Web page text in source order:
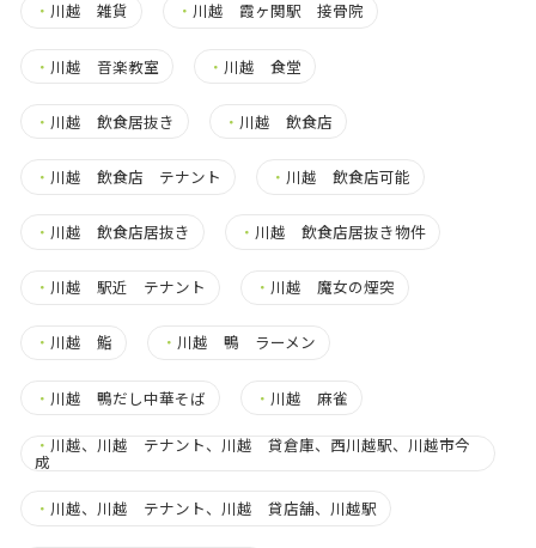
・ 川越 雑貨 ・ 川越 霞ヶ関駅 接骨院
・ 川越 音楽教室 ・ 川越 食堂
・ 川越 飲食居抜き ・ 川越 飲食店
・ 川越 飲食店 テナント ・ 川越 飲食店可能
・ 川越 飲食店居抜き ・ 川越 飲食店居抜き物件
・ 川越 駅近 テナント ・ 川越 魔女の煙突
・ 川越 鮨 ・ 川越 鴨 ラーメン
・ 川越 鴨だし中華そば ・ 川越 麻雀
・ 川越、川越 テナント、川越 貸倉庫、西川越駅、川越市今
成
・ 川越、川越 テナント、川越 貸店舗、川越駅